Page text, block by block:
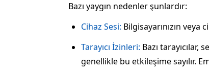
Bazı yaygın nedenler şunlardır:
Cihaz Sesi: Bilgisayarınızın veya
Tarayıcı İzinleri: Bazı
genellikle bu etkileşime sayılır.